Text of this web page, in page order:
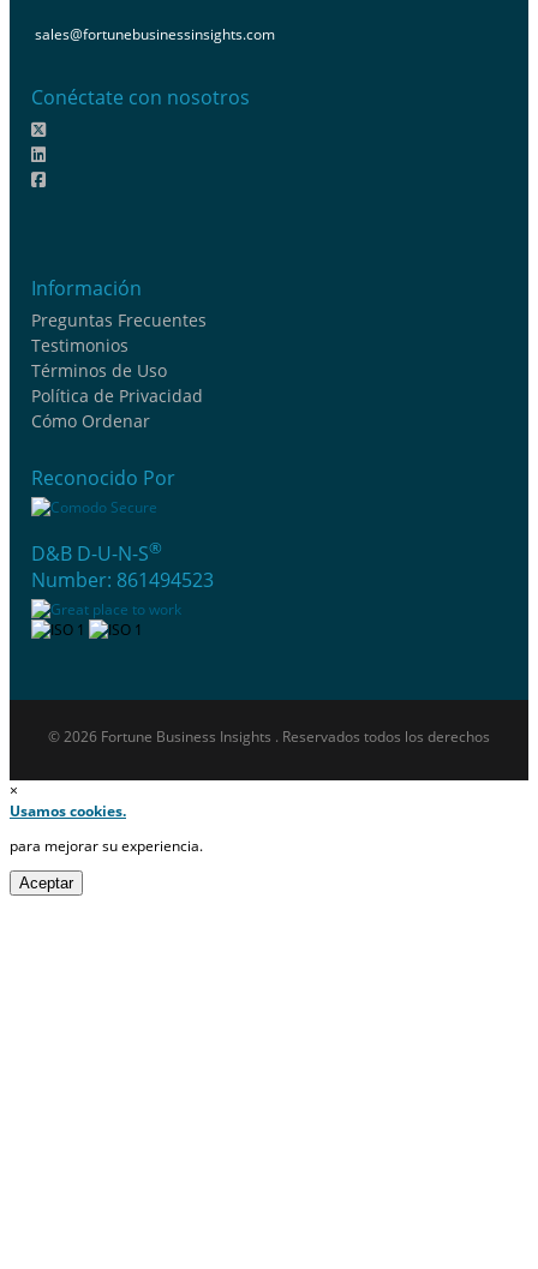
sales@fortunebusinessinsights.com
Conéctate con nosotros
Información
Preguntas Frecuentes
Testimonios
Términos de Uso
Política de Privacidad
Cómo Ordenar
Reconocido Por
D&B D-U-N-S®
Number: 861494523
© 2026 Fortune Business Insights . Reservados todos los derechos
×
Usamos cookies.
para mejorar su experiencia.
Aceptar